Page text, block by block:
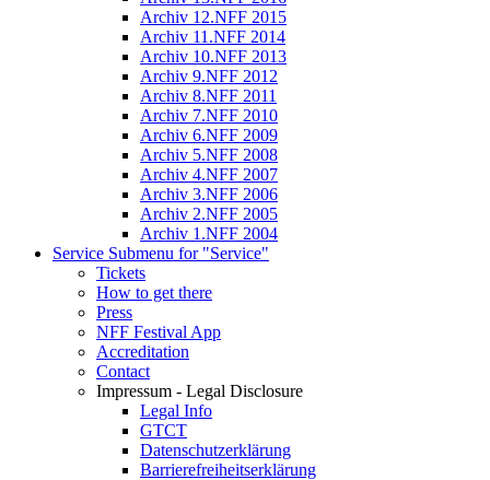
Archiv 12.NFF 2015
Archiv 11.NFF 2014
Archiv 10.NFF 2013
Archiv 9.NFF 2012
Archiv 8.NFF 2011
Archiv 7.NFF 2010
Archiv 6.NFF 2009
Archiv 5.NFF 2008
Archiv 4.NFF 2007
Archiv 3.NFF 2006
Archiv 2.NFF 2005
Archiv 1.NFF 2004
Service Submenu for "Service"
Tickets
How to get there
Press
NFF Festival App
Accreditation
Contact
Impressum - Legal Disclosure
Legal Info
GTCT
Datenschutzerklärung
Barrierefreiheitserklärung